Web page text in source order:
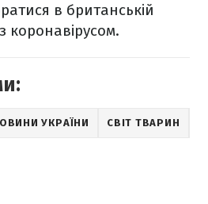
в британській
коронавірусом.
УКРАЇНИ СВІТ ТВАРИН